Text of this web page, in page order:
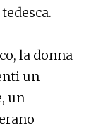
la donna
un
un